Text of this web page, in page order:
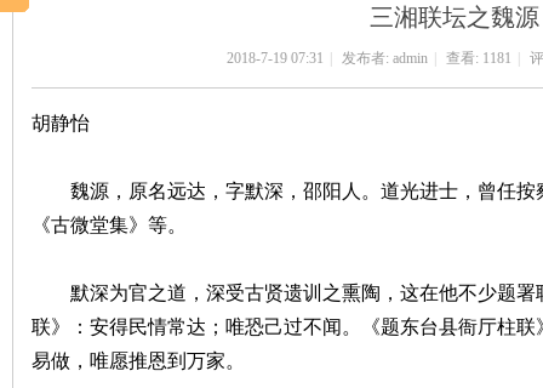
›
三湘联坛之魏源
2018-7-19 07:31 发布者: admin 查看: 1181
胡静怡
魏源，原名远达，字默深，邵阳人。道光进士，曾任按
《古微堂集》等。
默深为官之道，深受古贤遗训之熏陶，这在他不少题署
联》：安得民情常达；唯恐己过不闻。《题东台县衙厅柱
易做，唯愿推恩到万家。